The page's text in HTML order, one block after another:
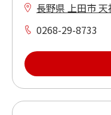
長野県 上田市
0268-29-8733